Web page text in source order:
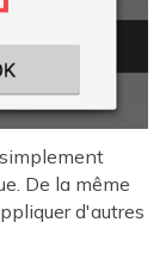
De la même
d'autres